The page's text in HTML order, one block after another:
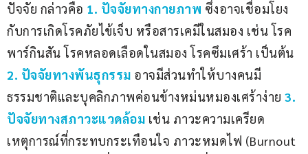
ปัจจัย กล่าวคือ 1. ปัจจัยทางกายภาพ ซึ่งอาจเชื่อมโยง
กับการเกิดโรคภัยไข้เจ็บ หรือสารเคมีในสมอง เช่น โรค
พาร์กินสัน โรคหลอดเลือดในสมอง โรคซึมเศร้า เป็นต้น
2. ปัจจัยทางพันธุกรรม อาจมีส่วนทำให้บางคนมี
ธรรมชาติและบุคลิกภาพค่อนข้างหม่นหมองเศร้าง่าย 3.
ปัจจัยทางสภาวะแวดล้อม เช่น ภาวะความเครียด
เหตุการณ์ที่กระทบกระเทือนใจ ภาวะหมดไฟ (Burnout